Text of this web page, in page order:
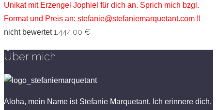
Unikat mit Erzengel Jophiel für dich an. Sprich mich bzgl.
Format und Preis an: stefanie@stefaniemarquetant.com !!
nicht bewertet 1.444,00 €
Über mich
Aloha, mein Name ist Stefanie Marquetant. Ich erinnere dich,